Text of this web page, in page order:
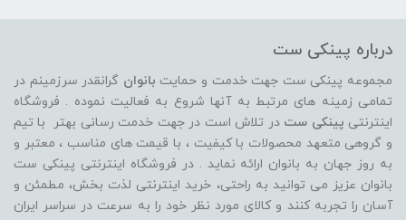
درباره پینکی ست
مجموعه پینکی ست جهت خدمت و حمایت بانوان گرانقدر سرزمینم در
تمامی زمینه های مرتبط به آنها شروع به فعالیت نموده . فروشگاه
اینترنتی پینکی ست در تلاش است در جهت خدمت رسانی بهتر با تیم
و گروهی متعهد محصولات با کیفیت ، با قیمت های مناسب ، معتبر و
به روز جهان به بانوان ارائه نماید . در فروشگاه اینترنتی پینکی ست
بانوان عزیز می توانيد به راحتی، خرید اینترنتی لذت بخش، مطمئن و
آسان را تجربه کنند و کالای مورد نظر خود را به سرعت در سراسر ایران